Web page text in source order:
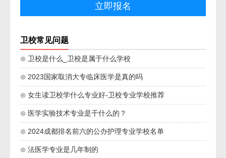
卫校常见问题
⊙ 卫校是什么_卫校是属于什么学校
⊙ 2023国家取消大专临床医学是真的吗
⊙ 女生读卫校学什么专业好-卫校专业学校推荐
⊙ 医学实验技术专业是干什么的？
⊙ 2024成都排名前六的公办护理专业学校名单
⊙ 法医学专业是几年制的